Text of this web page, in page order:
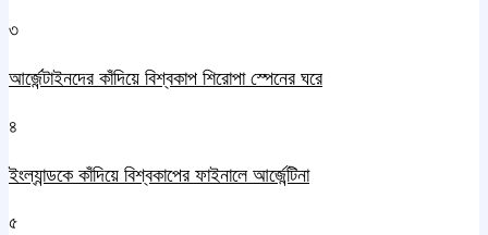
৩
আর্জেন্টাইনদের কাঁদিয়ে বিশ্বকাপ শিরোপা স্পেনের ঘরে
৪
ইংল্যান্ডকে কাঁদিয়ে বিশ্বকাপের ফাইনালে আর্জেন্টিনা
৫